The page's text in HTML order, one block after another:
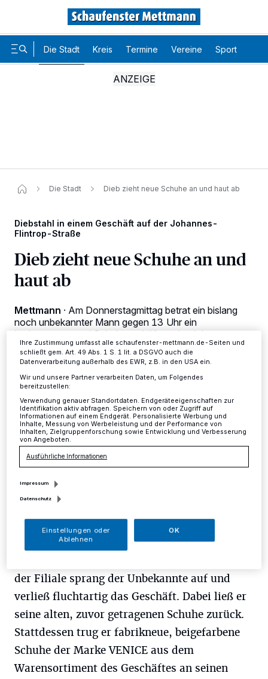
Die Stadt Kreis Termine Vereine Sport
Die Stadt Dieb zieht neue Schuhe an und haut ab
Diebstahl in einem Geschäft auf der Johannes-
Flintrop-Straße
Dieb zieht neue Schuhe an und
haut ab
Mettmann · Am Donnerstagmittag betrat ein bislang
noch unbekannter Mann gegen 13 Uhr ein
Lederwaren- und Schuhgeschäft an der Johannes-
Flintrop-Straße in Mettmann.
29.12.2017 , 10:06 Uhr Eine Minute Lesezeit
D
er Mann bewegte sich frei in den
Geschäftsräumen und probierte dabei
diverse Schuhmodelle an. Plötzlich und
der Filiale sprang der Unbekannte auf und
verließ fluchtartig das Geschäft. Dabei ließ er
seine alten, zuvor getragenen Schuhe zurück.
Stattdessen trug er fabrikneue, beigefarbene
Schuhe der Marke VENICE aus dem
Warensortiment des Geschäftes an seinen
Wir und unsere218-Partner speichern und greifen auf
personenbezogene Daten wie Browserdaten oder eindeutige
Kennungen auf Ihrem Gerät zu. Durch Auswahl von OK aktivieren Sie
verarbeiten Daten, um Ihnen Dienste bereitzustellen“ aufgeführten
Anzeigen möglicherweise nicht mehr so relevant für Sie. Sie können
dieses Menü jederzeit wieder aufrufen, um Ihre Einstellungen zu
Einstellungen oder Ablehnen am unteren Rand der Webseite klicken.
Ihre Einstellungen gelten innerhalb unseres Website. Weitere
Informationen finden Sie in unserer Datenschutzerklärung.
Ihre Zustimmung umfasst alle schaufenster-mettmann.de-Seiten und
schließt gem. Art. 49 Abs. 1 S. 1 lit. a DSGVO auch die
Datenverarbeitung außerhalb des EWR, z.B. in den USA ein.
Wir und unsere Partner verarbeiten Daten, um Folgendes
bereitzustellen:
Verwendung genauer Standortdaten. Endgeräteeigenschaften zur
Identifikation aktiv abfragen. Speichern von oder Zugriff auf
Informationen auf einem Endgerät. Personalisierte Werbung und
Inhalte, Messung von Werbeleistung und der Performance von
Inhalten, Zielgruppenforschung sowie Entwicklung und Verbesserung
von Angeboten.
Ausführliche Informationen
Impressum
Datenschutz
Einstellungen oder
Ablehnen
OK